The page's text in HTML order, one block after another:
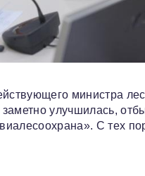
министра
улучшилась,
С тех